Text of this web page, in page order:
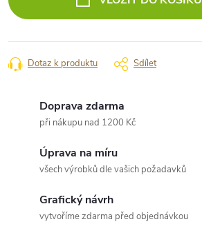
Dotaz k produktu Sdílet
Doprava zdarma
při nákupu nad 1200 Kč
Úprava na míru
všech výrobků dle vašich požadavků
Grafický návrh
vytvoříme zdarma před objednávkou